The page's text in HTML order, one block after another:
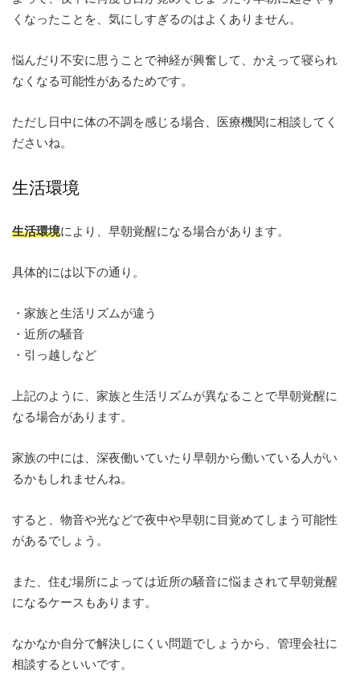
くなったことを、気にしすぎるのはよくありません。
悩んだり不安に思うことで神経が興奮して、かえって寝られ
なくなる可能性があるためです。
ただし日中に体の不調を感じる場合、医療機関に相談してく
ださいね。
生活環境
生活環境により、早朝覚醒になる場合があります。
具体的には以下の通り。
・家族と生活リズムが違う
・近所の騒音
・引っ越しなど
上記のように、家族と生活リズムが異なることで早朝覚醒に
なる場合があります。
家族の中には、深夜働いていたり早朝から働いている人がい
るかもしれませんね。
すると、物音や光などで夜中や早朝に目覚めてしまう可能性
があるでしょう。
また、住む場所によっては近所の騒音に悩まされて早朝覚醒
になるケースもあります。
なかなか自分で解決しにくい問題でしょうから、管理会社に
相談するといいです。